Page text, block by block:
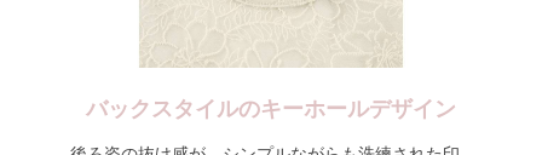
バックスタイルのキーホールデザイン